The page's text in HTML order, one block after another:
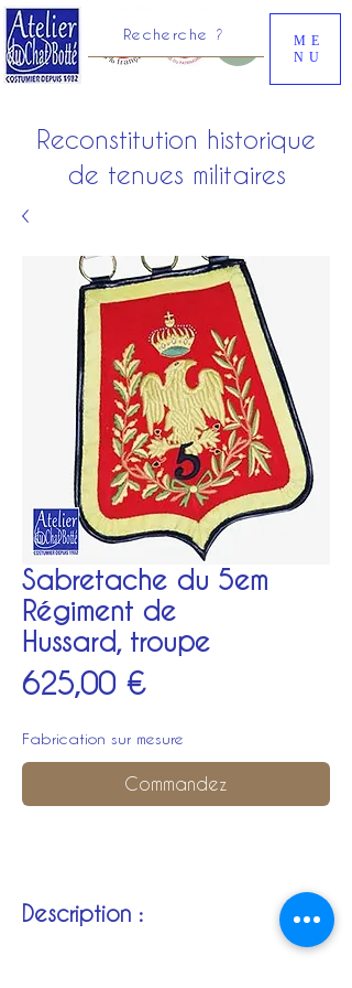
Recherche ?
ME
NU
Reconstitution historique
de tenues militaires
Sabretache du 5em
Régiment de
Hussard, troupe
625,00 €Prix
Fabrication sur mesure
Commandez
Description :